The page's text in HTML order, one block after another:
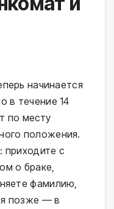
начинается
в течение 14
по месту
положения.
приходите с
о браке,
фамилию,
позже — в